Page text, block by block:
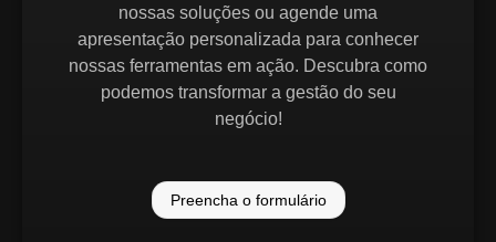
nossas soluções ou agende uma
apresentação personalizada para conhecer
nossas ferramentas em ação. Descubra como
podemos transformar a gestão do seu
negócio!
Preencha o formulário